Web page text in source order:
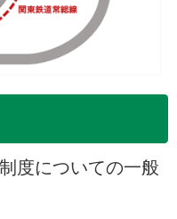
度についての一般